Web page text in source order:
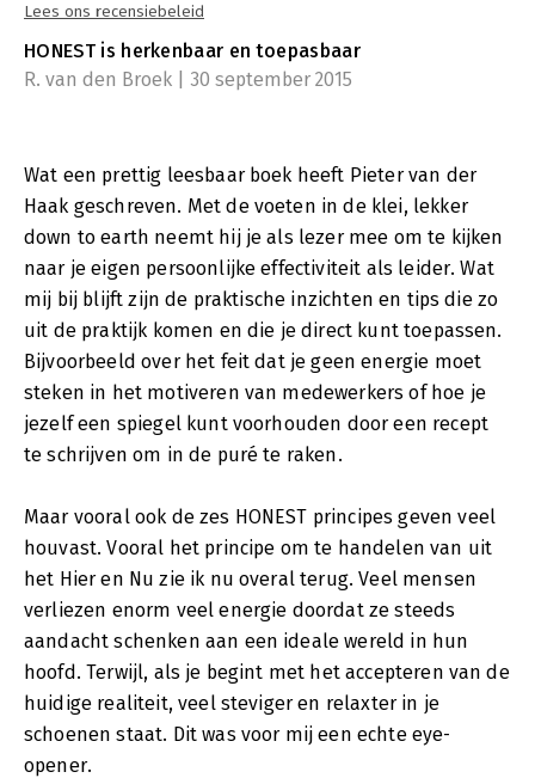
Lees ons recensiebeleid
HONEST is herkenbaar en toepasbaar
R. van den Broek | 30 september 2015
Wat een prettig leesbaar boek heeft Pieter van der
Haak geschreven. Met de voeten in de klei, lekker
down to earth neemt hij je als lezer mee om te kijken
naar je eigen persoonlijke effectiviteit als leider. Wat
mij bij blijft zijn de praktische inzichten en tips die zo
uit de praktijk komen en die je direct kunt toepassen.
Bijvoorbeeld over het feit dat je geen energie moet
steken in het motiveren van medewerkers of hoe je
jezelf een spiegel kunt voorhouden door een recept
te schrijven om in de puré te raken.
Maar vooral ook de zes HONEST principes geven veel
houvast. Vooral het principe om te handelen van uit
het Hier en Nu zie ik nu overal terug. Veel mensen
verliezen enorm veel energie doordat ze steeds
aandacht schenken aan een ideale wereld in hun
hoofd. Terwijl, als je begint met het accepteren van de
huidige realiteit, veel steviger en relaxter in je
schoenen staat. Dit was voor mij een echte eye-
opener.